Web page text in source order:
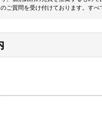
ご質問を受け付けております。す